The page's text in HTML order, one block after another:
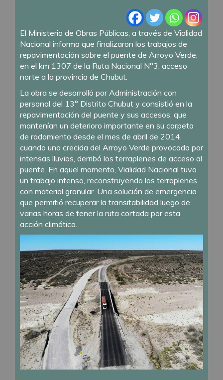
El Ministerio de Obras Públicas, a través de Vialidad
Nacional informa que finalizaron los trabajos de
repavimentación sobre el puente de Arroyo Verde,
en el km 1307 de la Ruta Nacional N°3, acceso
norte a la provincia de Chubut.
La obra se desarrolló por Administración con
personal del 13° Distrito Chubut y consistió en la
repavimentación del puente y sus accesos, que
mantenían un deterioro importante en su carpeta
de rodamiento desde el mes de abril de 2014,
cuando una crecida del Arroyo Verde provocada por
intensas lluvias, derribó los terraplenes de acceso al
puente. En aquel momento, Vialidad Nacional tuvo
un trabajo intenso, reconstruyendo los terraplenes
con material granular. Una solución de emergencia
que permitió recuperar la transitabilidad luego de
varias horas de tener la ruta cortada por esta
acción climática.